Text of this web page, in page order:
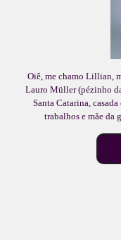
Oiê, me chamo Lillian,
Lauro Müller (pézinho
Santa Catarina,
trabalhos e mãe da